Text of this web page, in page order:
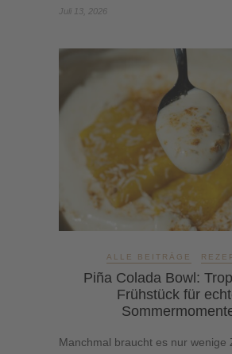
Juli 13, 2026
ALLE BEITRÄGE
Piña Colada Bowl:
Frühstück für
Manchmal braucht es nur wenige